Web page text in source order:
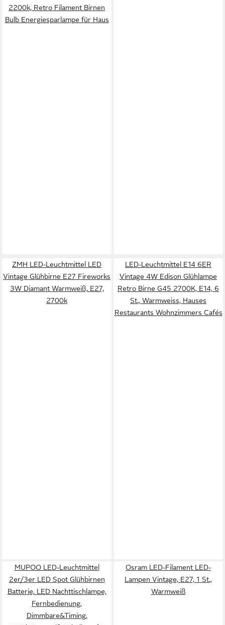
2200k, Retro Filament Birnen
Bulb Energiesparlampe für Haus
ZMH LED-Leuchtmittel LED
Vintage Glühbirne E27 Fireworks
3W Diamant Warmweiß, E27,
2700k
LED-Leuchtmittel E14 6ER
Vintage 4W Edison Glühlampe
Retro Birne G45 2700K, E14, 6
St., Warmweiss, Hauses
Restaurants Wohnzimmers Cafés
MUPOO LED-Leuchtmittel
2er/3er LED Spot Glühbirnen
Batterie, LED Nachttischlampe,
Fernbedienung,
Dimmbare&Timing,
Osram LED-Filament LED-
Lampen Vintage, E27, 1 St.,
Warmweiß